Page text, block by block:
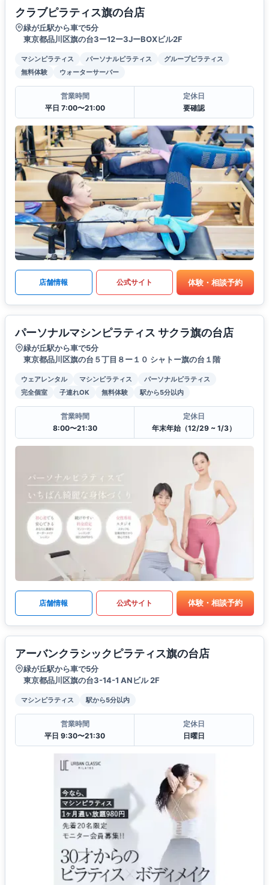
クラブピラティス旗の台店
緑が丘駅から車で5分
東京都品川区旗の台3ー12ー3JーBOXビル2F
マシンピラティス パーソナルピラティス
グループピラティス
無料体験
ウォーターサーバー
営業時間
平日 7:00〜21:00
定休日
要確認
店舗情報 公式サイト 体験・相談予約
パーソナルマシンピラティス サクラ旗の台店
緑が丘駅から車で5分
東京都品川区旗の台５丁目８ー１０ シャトー旗の台１階
ウェアレンタル マシンピラティス
パーソナルピラティス
完全個室
子連れOK 無料体験 駅から5分以内
営業時間
8:00〜21:30
定休日
年末年始（12/29 ~ 1/3）
店舗情報 公式サイト 体験・相談予約
アーバンクラシックピラティス旗の台店
緑が丘駅から車で5分
東京都品川区旗の台3-14-1 ANビル 2F
マシンピラティス 駅から5分以内
営業時間
平日 9:30〜21:30
定休日
日曜日